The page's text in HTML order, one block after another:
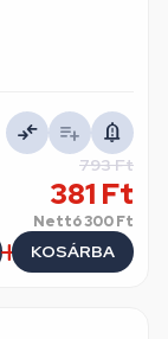
793 Ft
381 Ft
Nettó300 Ft
KOSÁRBA